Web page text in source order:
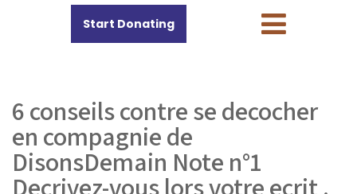
Start Donating
6 conseils contre se decocher
en compagnie de
DisonsDemain Note n°1
Decrivez-vous lors votre ecrit .